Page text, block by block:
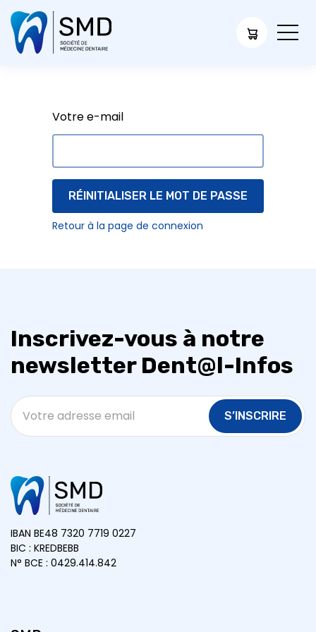
Votre e-mail
RÉINITIALISER LE MOT DE PASSE
Retour à la page de connexion
Inscrivez-vous à notre
newsletter Dent@l-Infos
S’INSCRIRE
IBAN BE48 7320 7719 0227
BIC : KREDBEBB
N° BCE : 0429.414.842